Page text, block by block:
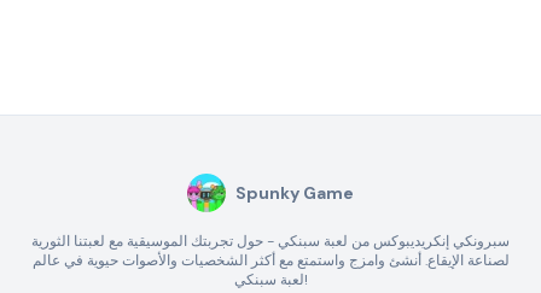
Spunky Game
سبرونكي إنكريديبوكس من لعبة سبنكي - حول تجربتك الموسيقية مع لعبتنا الثورية
لصناعة الإيقاع. أنشئ وامزج واستمتع مع أكثر الشخصيات والأصوات حيوية في عالم
لعبة سبنكي!